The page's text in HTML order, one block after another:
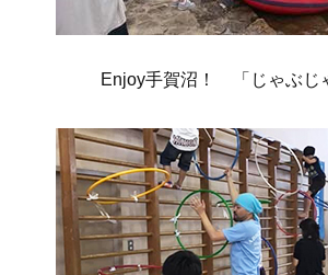
Enjoy手賀沼！ 「じゃぶじ